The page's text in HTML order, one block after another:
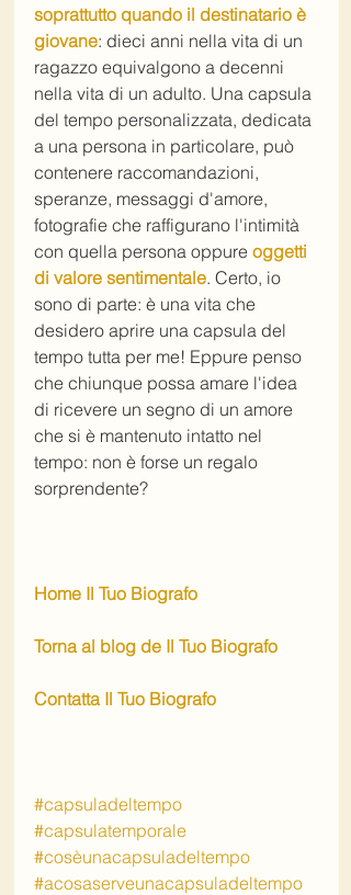
soprattutto quando il destinatario è
giovane: dieci anni nella vita di un
ragazzo equivalgono a decenni
nella vita di un adulto. Una capsula
del tempo personalizzata, dedicata
a una persona in particolare, può
contenere raccomandazioni,
speranze, messaggi d'amore,
fotografie che raffigurano l'intimità
con quella persona oppure oggetti
di valore sentimentale. Certo, io
sono di parte: è una vita che
desidero aprire una capsula del
tempo tutta per me! Eppure penso
che chiunque possa amare l'idea
di ricevere un segno di un amore
che si è mantenuto intatto nel
tempo: non è forse un regalo
sorprendente?
Home Il Tuo Biografo
Torna al blog de Il Tuo Biografo
Contatta Il Tuo Biografo
#capsuladeltempo
#capsulatemporale
#cosèunacapsuladeltempo
#acosaserveunacapsuladeltempo